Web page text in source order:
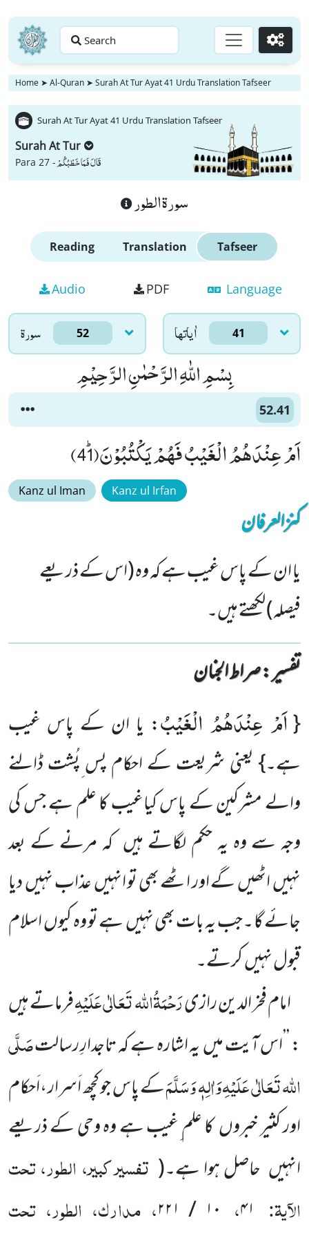
Search Go
Home ➤ Al-Quran ➤ Surah At Tur Ayat 41 Urdu Translation Tafseer
Surah At Tur Ayat 41 Urdu Translation Tafseer
Surah At Tur
Para 27 -قَالَ فَمَا خَطْبُكُمْ
سورة الطور
Reading Translation Tafseer
Audio PDF Language
سورۃ 52 اٰياتها 41
بِسْمِ اللّٰهِ الرَّحْمٰنِ الرَّحِیْمِ
52.41
اَمْ عِنْدَهُمُ الْغَیْبُ فَهُمْ یَكْتُبُوْنَﭤ(41)
Kanz ul Iman Kanz ul Irfan
کنزالعرفان
یا ان کے پاس غیب ہے کہ وہ (اس کے ذریعے
فیصلہ) لکھتے ہیں۔
تفسیر : ‎صراط الجنان
{اَمْ عِنْدَهُمُ الْغَیْبُ: یا ان کے پاس غیب
ہے۔} یعنی شریعت کے احکام پس ِپُشت ڈالنے
والے مشرکین کے پاس کیاغیب کا علم ہے جس کی
وجہ سے وہ یہ حکم لگاتے ہیں کہ مرنے کے بعد
نہیں اٹھیں گے اور اٹھے بھی تو انہیں عذاب نہیں دیا
جائے گا ۔جب یہ بات بھی نہیں ہے تو وہ کیوں اسلام
قبول نہیں کرتے۔
امام فخر الدین رازیرَحْمَۃُاللہ تَعَالٰی عَلَیْہِفرماتے ہیں
: ’’اس آیت میں یہ اشارہ ہے کہ تاجدارِ رسالتصَلَّی
اللہ تَعَالٰی عَلَیْہِوَاٰلِہٖ وَسَلَّمَکے پاس جو کچھ اَسرار ،اَحکام
اور کثیر خبروں کا علم ِغیب ہے وہ وحی کے ذریعے
انہیں حاصل ہوا ہے۔( تفسیر کبیر، الطور، تحت
الآیۃ: ۴۱، ۱۰ / ۲۲۱
، مدارک، الطور، تحت